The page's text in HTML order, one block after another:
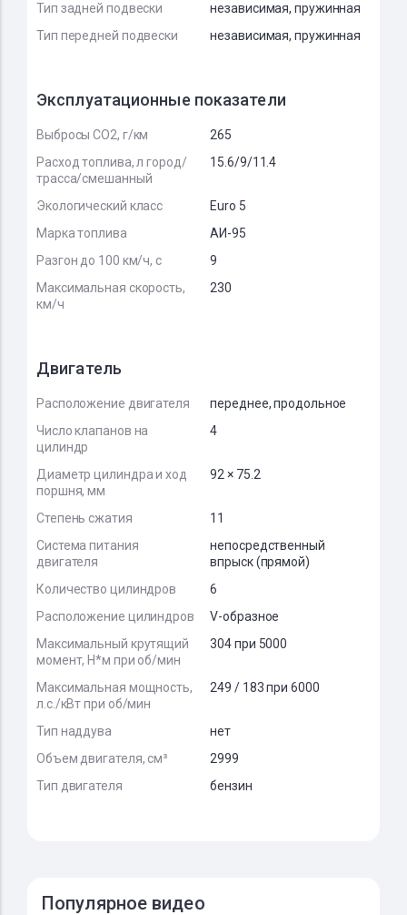
Тип задней подвески
независимая, пружинная
Тип передней подвески
независимая, пружинная
Эксплуатационные показатели
Выбросы CO2, г/км
265
Расход топлива, л город/
трасса/смешанный
15.6/9/11.4
Экологический класс
Euro 5
Марка топлива
АИ-95
Разгон до 100 км/ч, с
9
Максимальная скорость,
км/ч
230
Двигатель
Расположение двигателя
переднее, продольное
Число клапанов на
цилиндр
4
Диаметр цилиндра и ход
поршня, мм
92 × 75.2
Степень сжатия
11
Система питания
двигателя
непосредственный
впрыск (прямой)
Количество цилиндров
6
Расположение цилиндров
V-образное
Максимальный крутящий
момент, Н*м при об/мин
304 при 5000
Максимальная мощность,
л.с./кВт при об/мин
249 / 183 при 6000
Тип наддува
нет
Объем двигателя, см³
2999
Тип двигателя
бензин
Популярное видео